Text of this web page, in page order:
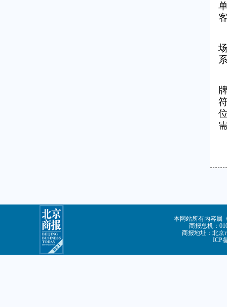
本网站所有内容属
商报总机：
商报地址：北京
ICP